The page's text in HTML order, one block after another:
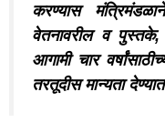
करण्यास
वेतनावरील व
आगामी चार
तरतूदीस मान्यता